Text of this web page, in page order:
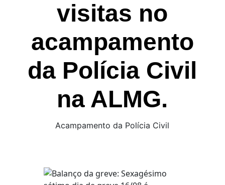
visitas no
acampamento
da Polícia Civil
na ALMG.
Acampamento da Polícia Civil